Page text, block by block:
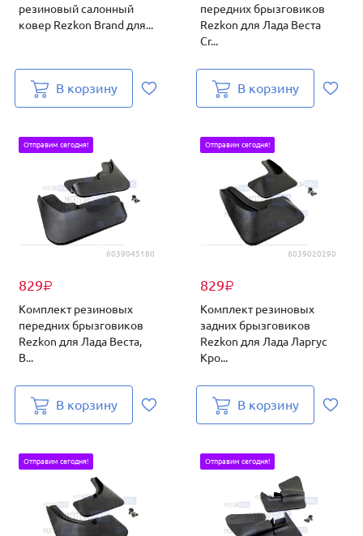
резиновый салонный
ковер Rezkon Brand для...
В корзину
передних брызговиков
Rezkon для Лада Веста
Cr...
В корзину
6039045160
829₽
Отправим сегодня!
Комплект резиновых
передних брызговиков
Rezkon для Лада Веста,
В...
В корзину
6039020290
829₽
Отправим сегодня!
Комплект резиновых
задних брызговиков
Rezkon для Лада Ларгус
Кро...
В корзину
Отправим сегодня! Отправим сегодня!